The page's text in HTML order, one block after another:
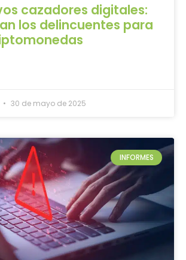
cazadores digitales:
los delincuentes para
30 de mayo de 2025
INFORMES